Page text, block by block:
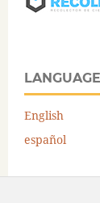
LANGUAGE
English
español